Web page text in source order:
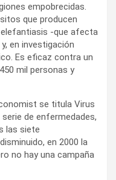
empobrecidas.
que producen
-que afecta
en investigación
Es eficaz contra un
mil personas y
se titula Virus
de enfermedades,
las siete
en 2000 la
no hay una campaña